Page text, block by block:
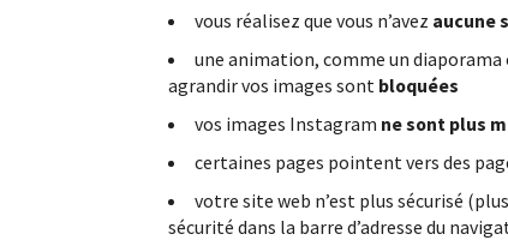
vous réalisez que vous n’avez aucune
une animation, comme un
agrandir vos images sont bloquées
vos images Instagram ne sont plus
certaines pages pointent vers des
votre site web n’est plus sécurisé
sécurité dans la barre d’adresse du